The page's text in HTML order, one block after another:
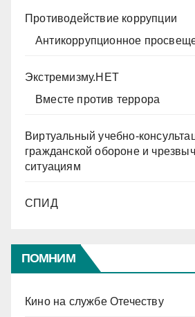
Противодействие коррупции
Антикоррупционное
Экстремизму.НЕТ
Вместе против террора
Виртуальный учебно-
гражданской обороне и
ситуациям
СПИД
ПОМНИМ
Кино на службе Отечеству